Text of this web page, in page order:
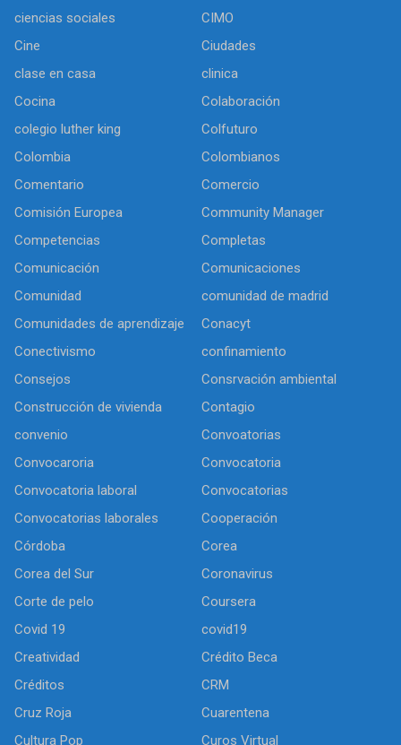
ciencias sociales
CIMO
Cine
Ciudades
clase en casa
clinica
Cocina
Colaboración
colegio luther king
Colfuturo
Colombia
Colombianos
Comentario
Comercio
Comisión Europea
Community Manager
Competencias
Completas
Comunicación
Comunicaciones
Comunidad
comunidad de madrid
Comunidades de aprendizaje
Conacyt
Conectivismo
confinamiento
Consejos
Consrvación ambiental
Construcción de vivienda
Contagio
convenio
Convoatorias
Convocaroria
Convocatoria
Convocatoria laboral
Convocatorias
Convocatorias laborales
Cooperación
Córdoba
Corea
Corea del Sur
Coronavirus
Corte de pelo
Coursera
Covid 19
covid19
Creatividad
Crédito Beca
Créditos
CRM
Cruz Roja
Cuarentena
Cultura Pop
Curos Virtual